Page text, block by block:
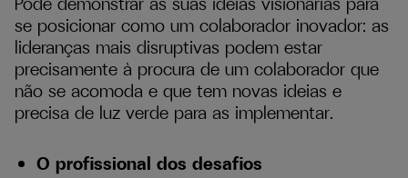
se posicionar como um colaborador inovador: as
lideranças mais disruptivas podem estar
precisamente à procura de um colaborador que
não se acomoda e que tem novas ideias e
precisa de luz verde para as implementar.
O profissional dos desafios